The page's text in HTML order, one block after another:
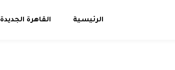
الرئيسية القاهرة الجديدة